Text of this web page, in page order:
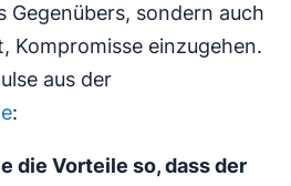
Gegenübers, sondern auch
Kompromisse einzugehen.
aus der
:
die Vorteile so, dass der